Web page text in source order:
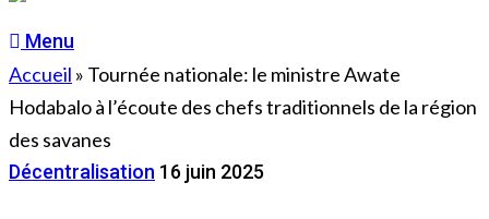
Menu
Accueil » Tournée nationale: le ministre Awate
Hodabalo à l’écoute des chefs traditionnels de la région
des savanes
Décentralisation 16 juin 2025